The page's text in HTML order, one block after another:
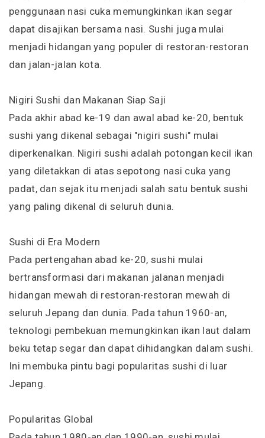
penggunaan nasi cuka memungkinkan ikan segar
dapat disajikan bersama nasi. Sushi juga mulai
menjadi hidangan yang populer di restoran-restoran
dan jalan-jalan kota.
Nigiri Sushi dan Makanan Siap Saji
Pada akhir abad ke-19 dan awal abad ke-20, bentuk
sushi yang dikenal sebagai "nigiri sushi" mulai
diperkenalkan. Nigiri sushi adalah potongan kecil ikan
yang diletakkan di atas sepotong nasi cuka yang
padat, dan sejak itu menjadi salah satu bentuk sushi
yang paling dikenal di seluruh dunia.
Sushi di Era Modern
Pada pertengahan abad ke-20, sushi mulai
bertransformasi dari makanan jalanan menjadi
hidangan mewah di restoran-restoran mewah di
seluruh Jepang dan dunia. Pada tahun 1960-an,
teknologi pembekuan memungkinkan ikan laut dalam
beku tetap segar dan dapat dihidangkan dalam sushi.
Ini membuka pintu bagi popularitas sushi di luar
Jepang.
Popularitas Global